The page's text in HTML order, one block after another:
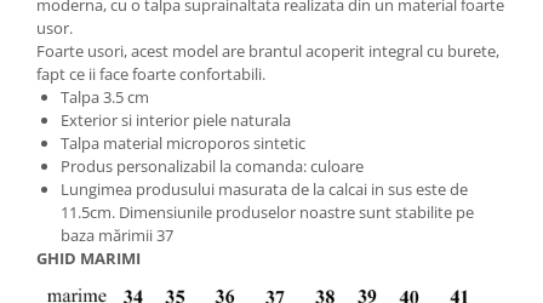
moderna, cu o talpa suprainaltata realizata din un material foarte
usor.
Foarte usori, acest model are brantul acoperit integral cu burete,
fapt ce ii face foarte confortabili.
Talpa 3.5 cm
Exterior si interior piele naturala
Talpa material microporos sintetic
Produs personalizabil la comanda: culoare
Lungimea produsului masurata de la calcai in sus este de
11.5cm. Dimensiunile produselor noastre sunt stabilite pe
baza mărimii 37
GHID MARIMI